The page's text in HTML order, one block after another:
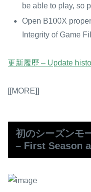
be able to play, so
Open B100X
Integrity of Game
更新履歴 – Update
[[MORE]]
初のシーズンモ
– First Season